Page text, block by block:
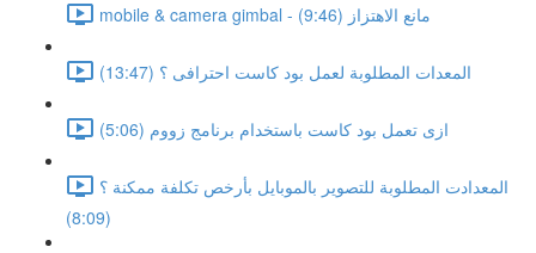
mobile & camera gimbal - مانع الاهتزاز (9:46)
المعدات المطلوبة لعمل بود كاست احترافى ؟ (13:47)
ازى تعمل بود كاست باستخدام برنامج زووم (5:06)
المعدادت المطلوبة للتصوير بالموبايل بأرخص تكلفة ممكنة ؟
(8:09)